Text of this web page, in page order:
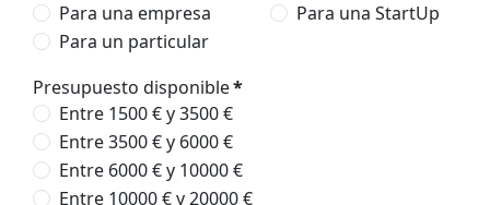
Para una empresa
Para una StartUp
Para un particular
Presupuesto disponible*
Entre 1500 € y 3500 €
Entre 3500 € y 6000 €
Entre 6000 € y 10000 €
Entre 10000 € y 20000 €